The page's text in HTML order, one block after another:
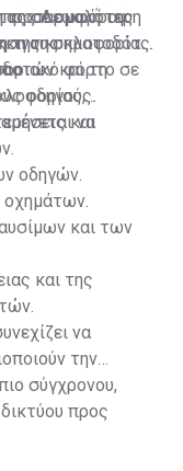
σε ομαλότερη
της κυκλοφορίας.
της Λεωφόρου
της
και τη
οδηγούς.
προσαρμογή της
σηματοδότη
φόρτο σε
και
να
οδηγών.
και των
και της
να
την
σύγχρονου,
προς